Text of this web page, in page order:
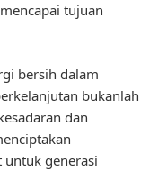
tujuan
bersih dalam
bukanlah
dan
untuk generasi